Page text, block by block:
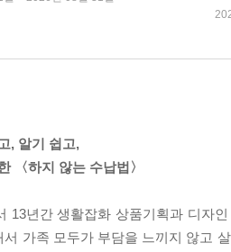
, 알기 쉽고,
〈하지 않는 수납법〉
13년간 생활잡화 상품기획과 디자
서 가족 모두가 부담을 느끼지 않고